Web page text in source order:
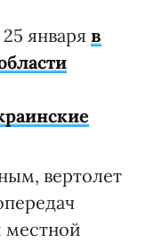
января в
вертолет
местной